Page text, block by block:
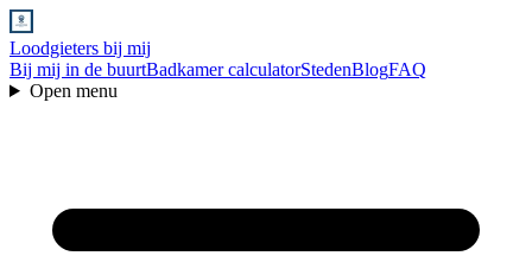
Loodgieters bij mij
Bij mij in de buurtBadkamer calculatorStedenBlogFAQ
Open menu